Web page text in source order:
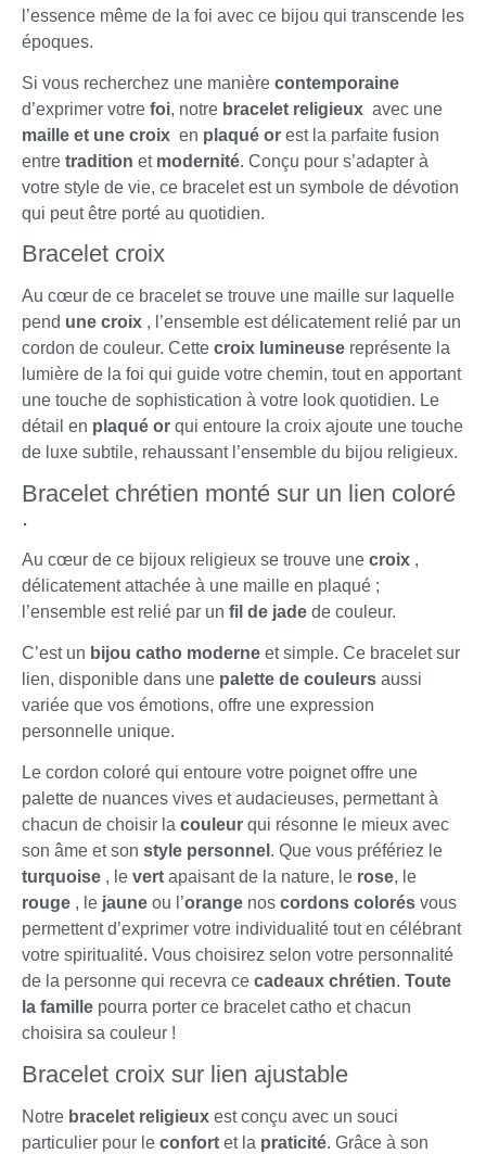
l’essence même de la foi avec ce bijou qui transcende les
époques.
Si vous recherchez une manière contemporaine
d’exprimer votre foi, notre bracelet religieux avec une
maille et une croix en plaqué or est la parfaite fusion
entre tradition et modernité. Conçu pour s’adapter à
votre style de vie, ce bracelet est un symbole de dévotion
qui peut être porté au quotidien.
Bracelet croix
Au cœur de ce bracelet se trouve une maille sur laquelle
pend une croix , l’ensemble est délicatement relié par un
cordon de couleur. Cette croix lumineuse représente la
lumière de la foi qui guide votre chemin, tout en apportant
une touche de sophistication à votre look quotidien. Le
détail en plaqué or qui entoure la croix ajoute une touche
de luxe subtile, rehaussant l’ensemble du bijou religieux.
Bracelet chrétien monté sur un lien coloré
.
Au cœur de ce bijoux religieux se trouve une croix ,
délicatement attachée à une maille en plaqué ;
l’ensemble est relié par un fil de jade de couleur.
C’est un bijou catho moderne et simple. Ce bracelet sur
lien, disponible dans une palette de couleurs aussi
variée que vos émotions, offre une expression
personnelle unique.
Le cordon coloré qui entoure votre poignet offre une
palette de nuances vives et audacieuses, permettant à
chacun de choisir la couleur qui résonne le mieux avec
son âme et son style personnel . Que vous préfériez le
turquoise , le vert apaisant de la nature, le rose, le
rouge , le jaune ou l’orange nos cordons colorés vous
permettent d’exprimer votre individualité tout en célébrant
votre spiritualité. Vous choisirez selon votre personnalité
de la personne qui recevra ce cadeaux chrétien. Toute
la famille pourra porter ce bracelet catho et chacun
choisira sa couleur !
Bracelet croix sur lien ajustable
Notre bracelet religieux est conçu avec un souci
particulier pour le confort et la praticité. Grâce à son